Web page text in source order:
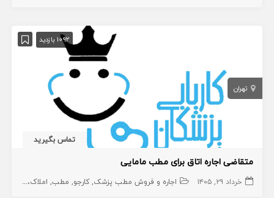
1092 بازدید
تهران
تماس بگیرید
متقاضی اجاره اتاق برای مطب مامایی
خرداد ۲۹, ۱۴۰۵ اجاره و فروش مطب پزشک کارجو مطب املاک،سهام و امتیاز